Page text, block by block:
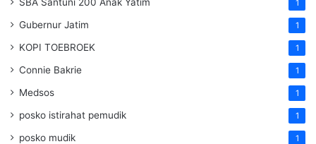
1
Gubernur Jatim 1
KOPI TOEBROEK 1
Connie Bakrie 1
Medsos 1
posko istirahat pemudik 1
posko mudik 1